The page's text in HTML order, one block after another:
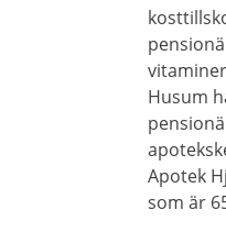
Husum
Apotek
som är